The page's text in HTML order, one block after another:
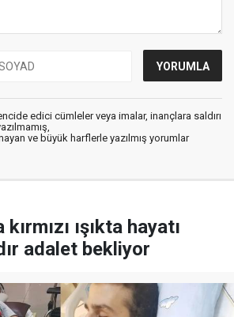
edici cümleler veya imalar, inançlara saldırı
ve büyük harflerle yazılmış yorumlar
kırmızı ışıkta hayatı
adalet bekliyor